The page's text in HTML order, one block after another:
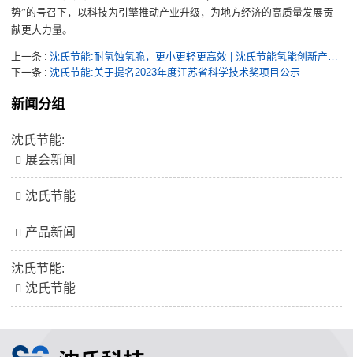
势”的号召下，以科技为引擎推动产业升级，为地方经济的高质量发展贡
献更大力量。
上一条
下一条
沈氏节能:关于提名2023年度江苏省科学技术奖项目公示
新闻分组
沈氏节能:
展会新闻
沈氏节能
产品新闻
沈氏节能:
沈氏节能